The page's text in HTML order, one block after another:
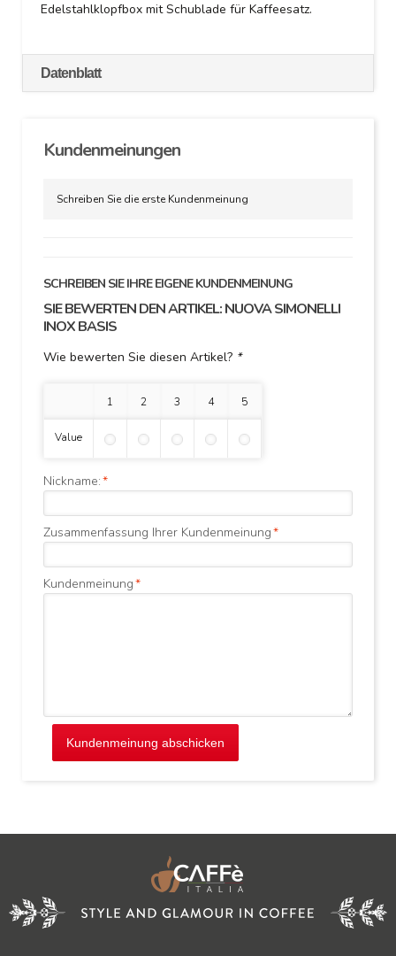
Edelstahlklopfbox mit Schublade für Kaffeesatz.
Datenblatt
Kundenmeinungen
Schreiben Sie die erste Kundenmeinung
SCHREIBEN SIE IHRE EIGENE KUNDENMEINUNG
SIE BEWERTEN DEN ARTIKEL:NUOVA SIMONELLI
INOX BASIS
Wie bewerten Sie diesen Artikel? *
1 Stern 2 Sterne3 Sterne4 Sterne5 Sterne
Value
*
Nickname:
*
Zusammenfassung Ihrer Kundenmeinung
*
Kundenmeinung
Kundenmeinung abschicken